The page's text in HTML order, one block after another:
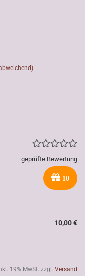
geprüfte Bewertung
10
10,00 €
19% MwSt. zzgl. Versand